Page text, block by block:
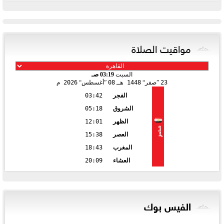
مواقيت الصلاة
السبت 03:19 صـ
23
صفر 1448 هـ 08 أغسطس 2026 م
مصر
الفجر
03:42
الشروق
05:18
الظهر
12:01
العصر
15:38
المغرب
18:43
العشاء
20:09
الفيس بوك